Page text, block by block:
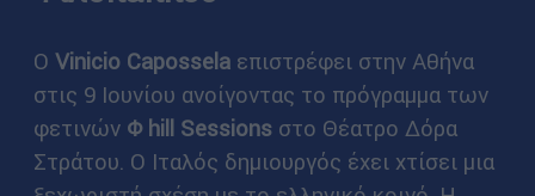
Ο Vinicio Caposselaεπιστρέφει στην Αθήνα
στις 9 Ιουνίου ανοίγοντας το πρόγραμμα των
φετινώνΦ hill Sessionsστο Θέατρο Δόρα
Στράτου. Ο Ιταλός δημιουργός έχει χτίσει μια